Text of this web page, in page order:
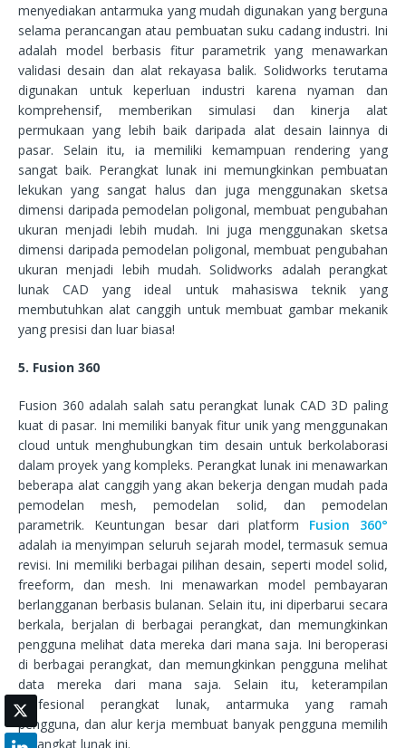
menyediakan antarmuka yang mudah digunakan yang berguna
selama perancangan atau pembuatan suku cadang industri. Ini
adalah model berbasis fitur parametrik yang menawarkan
validasi desain dan alat rekayasa balik. Solidworks terutama
digunakan untuk keperluan industri karena nyaman dan
komprehensif, memberikan simulasi dan kinerja alat
permukaan yang lebih baik daripada alat desain lainnya di
pasar. Selain itu, ia memiliki kemampuan rendering yang
sangat baik. Perangkat lunak ini memungkinkan pembuatan
lekukan yang sangat halus dan juga menggunakan sketsa
dimensi daripada pemodelan poligonal, membuat pengubahan
ukuran menjadi lebih mudah. Ini juga menggunakan sketsa
dimensi daripada pemodelan poligonal, membuat pengubahan
ukuran menjadi lebih mudah. Solidworks adalah perangkat
lunak CAD yang ideal untuk mahasiswa teknik yang
membutuhkan alat canggih untuk membuat gambar mekanik
yang presisi dan luar biasa!
5. Fusion 360
Fusion 360 adalah salah satu perangkat lunak CAD 3D paling
kuat di pasar. Ini memiliki banyak fitur unik yang menggunakan
cloud untuk menghubungkan tim desain untuk berkolaborasi
dalam proyek yang kompleks. Perangkat lunak ini menawarkan
beberapa alat canggih yang akan bekerja dengan mudah pada
pemodelan mesh, pemodelan solid, dan pemodelan
parametrik. Keuntungan besar dari platform Fusion 360°
adalah ia menyimpan seluruh sejarah model, termasuk semua
revisi. Ini memiliki berbagai pilihan desain, seperti model solid,
freeform, dan mesh. Ini menawarkan model pembayaran
berlangganan berbasis bulanan. Selain itu, ini diperbarui secara
berkala, berjalan di berbagai perangkat, dan memungkinkan
pengguna melihat data mereka dari mana saja. Ini beroperasi
di berbagai perangkat, dan memungkinkan pengguna melihat
data mereka dari mana saja. Selain itu, keterampilan
profesional perangkat lunak, antarmuka yang ramah
pengguna, dan alur kerja membuat banyak pengguna memilih
perangkat lunak ini.